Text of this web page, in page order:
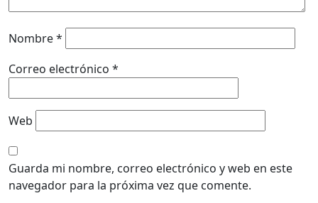
Nombre*
Correo electrónico *
Web
Guarda mi nombre, correo electrónico y web en este
navegador para la próxima vez que comente.